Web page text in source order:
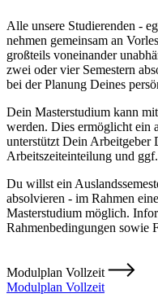
Alle unsere Studierenden -
nehmen gemeinsam an
großteils voneinander
zwei oder vier Semestern
bei der Planung Deines
Dein Masterstudium kann
werden. Dies ermöglicht ein
unterstützt Dein
Arbeitszeiteinteilung und
Du willst ein
absolvieren - im Rahmen
Masterstudium möglich.
Rahmenbedingungen sowie
Modulplan Vollzeit
Modulplan Vollzeit